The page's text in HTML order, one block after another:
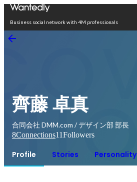
Business social network with 4M professionals
齊藤 卓真
合同会社 DMM.com / デザイン部 部長
8Connections11Followers
Profile Stories Personality